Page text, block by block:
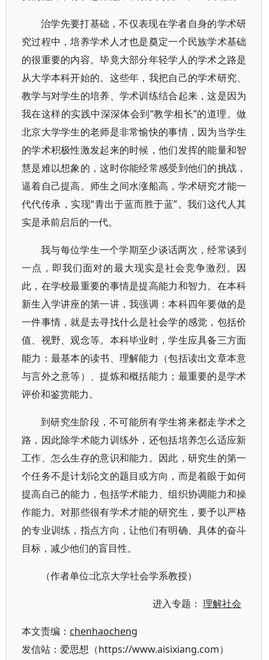
治学先要打基础，不仅表现在学者自身的学术研
究过程中，培养学术人才也是奠定一个民族学术基础
的很重要的内容。毕竟大部分年轻学人的学术之路是
从大学本科开始的。这些年，我把自己的学术研究、
教学与对学生的培养、学术训练结合起来，这是因为
我在这样的实践中深深体会到“教学相长”的道理。做
北京大学学生的老师是非常愉快的事情，因为当学生
的学术积极性激发起来的时候，他们发挥的能量和智
慧是难以想象的，这时你能经常感受到他们的挑战，
逼着自己提高。师生之间水涨船高，学术研究才能一
代代传承，实现“青出于蓝而胜于蓝”。我们这代人其
实是承前启后的一代。
我与每位学生一个学期至少谈话两次，经常谈到
一点，即我们面对的最大现实是社会竞争激烈。因
此，在学校最重要的事情是提高能力和智力。在本科
新生入学讲座的第一讲，我强调：本科四年要做的是
一件事情，就是去寻找什么是社会学的感觉，包括价
值、视野、观念等。本科毕业时，学生应具备三方面
能力：最基本的读书、理解能力（包括读出文章本意
与言外之意等）、提炼和概括能力；最重要的是学术
评价和鉴赏能力。
到研究生阶段，不可能所有学生将来都走学术之
路，因此除学术能力训练外，还包括培养怎么适应新
工作、怎么生存的意识和能力。因此，研究生的第一
个任务不是计划论文的题目或方向，而是着眼于如何
提高自己的能力，包括学术能力、组织协调能力和操
作能力。对那些很有学术才能的研究生，要予以严格
的专业训练，指点方向，让他们有明确、具体的奋斗
目标，减少他们的盲目性。
（作者单位:北京大学社会学系教授）
进入专题：理解社会
本文责编： chenhaocheng
发信站：爱思想（https://www.aisixiang.com）